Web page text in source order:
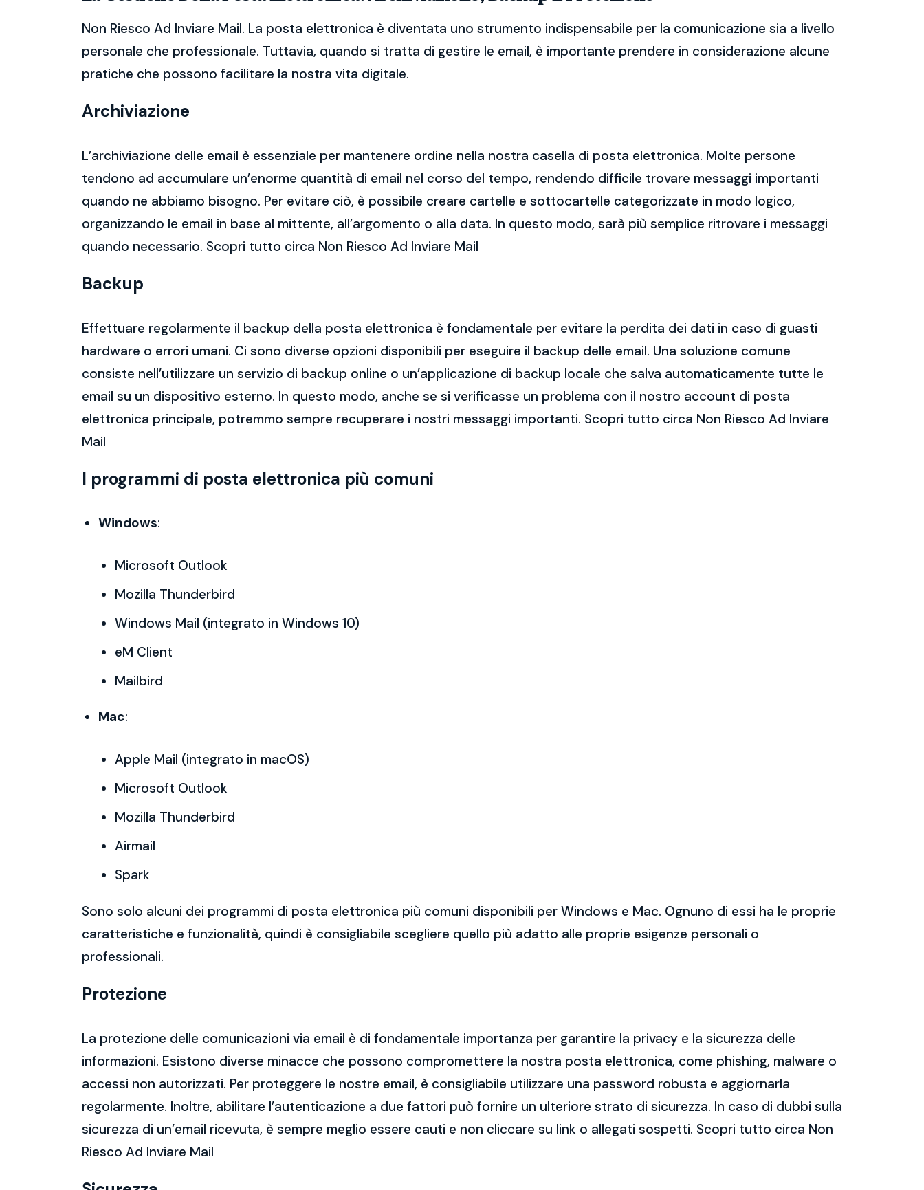
Non Riesco Ad Inviare Mail. La posta elettronica è diventata uno strumento indispensabile per la comunicazione sia a livello
personale che professionale. Tuttavia, quando si tratta di gestire le email, è importante prendere in considerazione alcune
pratiche che possono facilitare la nostra vita digitale.
Archiviazione
L’archiviazione delle email è essenziale per mantenere ordine nella nostra casella di posta elettronica. Molte persone
tendono ad accumulare un’enorme quantità di email nel corso del tempo, rendendo difficile trovare messaggi importanti
quando ne abbiamo bisogno. Per evitare ciò, è possibile creare cartelle e sottocartelle categorizzate in modo logico,
organizzando le email in base al mittente, all’argomento o alla data. In questo modo, sarà più semplice ritrovare i messaggi
quando necessario. Scopri tutto circa Non Riesco Ad Inviare Mail
Backup
Effettuare regolarmente il backup della posta elettronica è fondamentale per evitare la perdita dei dati in caso di guasti
hardware o errori umani. Ci sono diverse opzioni disponibili per eseguire il backup delle email. Una soluzione comune
consiste nell’utilizzare un servizio di backup online o un’applicazione di backup locale che salva automaticamente tutte le
email su un dispositivo esterno. In questo modo, anche se si verificasse un problema con il nostro account di posta
elettronica principale, potremmo sempre recuperare i nostri messaggi importanti. Scopri tutto circa Non Riesco Ad Inviare
Mail
I programmi di posta elettronica più comuni
Windows:
Microsoft Outlook
Mozilla Thunderbird
Windows Mail (integrato in Windows 10)
eM Client
Mailbird
Mac:
Apple Mail (integrato in macOS)
Microsoft Outlook
Mozilla Thunderbird
Airmail
Spark
Sono solo alcuni dei programmi di posta elettronica più comuni disponibili per Windows e Mac. Ognuno di essi ha le proprie
caratteristiche e funzionalità, quindi è consigliabile scegliere quello più adatto alle proprie esigenze personali o
professionali.
Protezione
La protezione delle comunicazioni via email è di fondamentale importanza per garantire la privacy e la sicurezza delle
informazioni. Esistono diverse minacce che possono compromettere la nostra posta elettronica, come phishing, malware o
accessi non autorizzati. Per proteggere le nostre email, è consigliabile utilizzare una password robusta e aggiornarla
regolarmente. Inoltre, abilitare l’autenticazione a due fattori può fornire un ulteriore strato di sicurezza. In caso di dubbi sulla
sicurezza di un’email ricevuta, è sempre meglio essere cauti e non cliccare su link o allegati sospetti. Scopri tutto circa Non
Riesco Ad Inviare Mail